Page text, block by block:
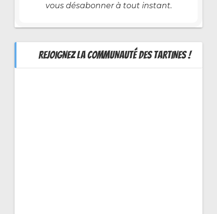
vous désabonner à tout instant.
REJOIGNEZ LA COMMUNAUTÉ DES TARTINES !